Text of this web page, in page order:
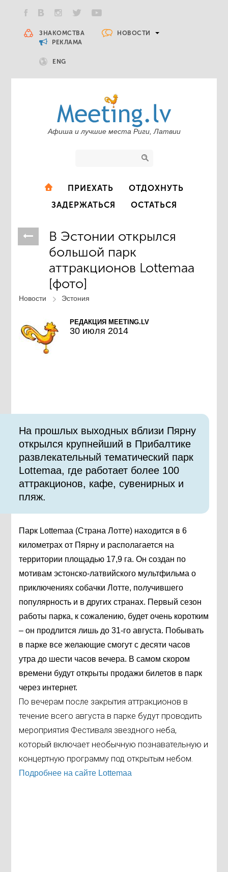
ЗНАКОМСТВА
НОВОСТИ
РЕКЛАМА
ENG
Афиша и лучшие места Риги, Латвии
ПРИЕХАТЬ
ОТДОХНУТЬ
ЗАДЕРЖАТЬСЯ
ОСТАТЬСЯ
В Эстонии открылся
большой парк
аттракционов Lottemaa
[фото]
Новости Эстония
РЕДАКЦИЯ MEETING.LV
30 июля 2014
На прошлых выходных вблизи Пярну
открылся крупнейший в Прибалтике
развлекательный тематический парк
Lottemaa, где работает более 100
аттракционов, кафе, сувенирных и
пляж.
Парк Lottemaa (Страна Лотте) находится в 6
километрах от Пярну и располагается на
территории площадью 17,9 га. Он создан по
мотивам эстонско-латвийского мультфильма о
приключениях собачки Лотте, получившего
популярность и в других странах. Первый сезон
работы парка, к сожалению, будет очень коротким
– он продлится лишь до 31-го августа. Побывать
в парке все желающие смогут с десяти часов
утра до шести часов вечера. В самом скором
времени будут открыты продажи билетов в парк
через интернет.
По вечерам после закрытия аттракционов в
течение всего августа в парке будут проводить
мероприятия Фестиваля звездного неба,
который включает необычную познавательную и
концертную программу под открытым небом.
Подробнее на сайте Lottemaa